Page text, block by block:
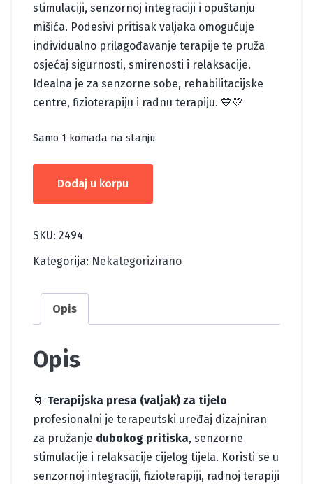
stimulaciji, senzornoj integraciji i opuštanju
mišića. Podesivi pritisak valjaka omogućuje
individualno prilagođavanje terapije te pruža
osjećaj sigurnosti, smirenosti i relaksacije.
Idealna je za senzorne sobe, rehabilitacijske
centre, fizioterapiju i radnu terapiju. 💙💛
Samo 1 komada na stanju
PRESA
VALJAK
količina
Dodaj u korpu
SKU: 2494
Kategorija: Nekategorizirano
Opis
Opis
🌀 Terapijska presa (valjak) za tijelo
profesionalni je terapeutski uređaj dizajniran
za pružanje dubokog pritiska, senzorne
stimulacije i relaksacije cijelog tijela. Koristi se u
senzornoj integraciji, fizioterapiji, radnoj terapiji